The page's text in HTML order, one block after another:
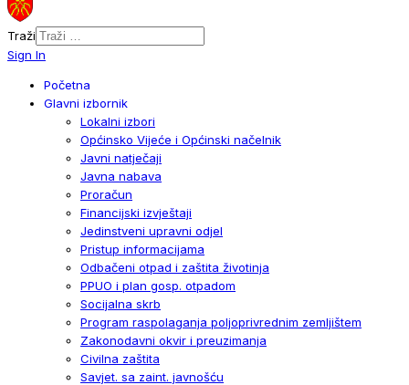
Traži
Sign In
Početna
Glavni izbornik
Lokalni izbori
Općinsko Vijeće i Općinski načelnik
Javni natječaji
Javna nabava
Proračun
Financijski izvještaji
Jedinstveni upravni odjel
Pristup informacijama
Odbačeni otpad i zaštita životinja
PPUO i plan gosp. otpadom
Socijalna skrb
Program raspolaganja poljoprivrednim zemljištem
Zakonodavni okvir i preuzimanja
Civilna zaštita
Savjet. sa zaint. javnošću